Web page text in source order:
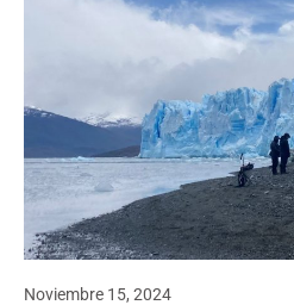
Noviembre 15, 2024